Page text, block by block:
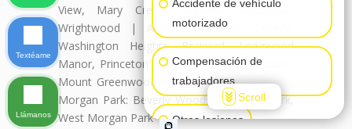
View, Mary Crest, Parkview, Scottsdale,
Wrightwood | Auburn Gresham, Beverly,
Washington Heights: Brainerd, Longwood
Manor, Princeton Park | Mount Greenwood:
Mount Greenwood Heights, Talley's Corner |
Morgan Park: Beverly Woods, Kennedy Park,
West Morgan Park
Accidente de vehículo
motorizado
Compensación de
trabajadores
Otras lesiones
Scroll
Textéame
Llámanos